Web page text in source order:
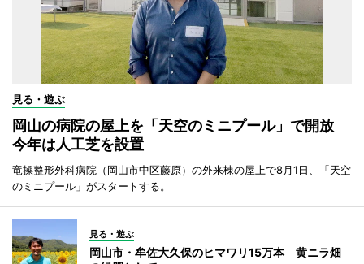
見る・遊ぶ
岡山の病院の屋上を「天空のミニプール」で開放
今年は人工芝を設置
竜操整形外科病院（岡山市中区藤原）の外来棟の屋上で8月1日、「天空
のミニプール」がスタートする。
見る・遊ぶ
岡山市・牟佐大久保のヒマワリ15万本 黄ニラ畑